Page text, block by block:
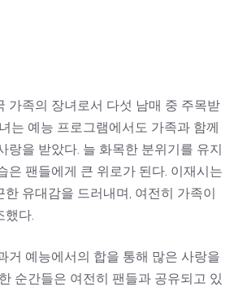
가족의 장녀로서 다섯 남매 중 주목받
는 예능 프로그램에서도 가족과 함께
랑을 받았다. 늘 화목한 분위기를 유지
은 팬들에게 큰 위로가 된다. 이재시는
한 유대감을 드러내며, 여전히 가족이
했다.
거 예능에서의 합을 통해 많은 사랑을
순간들은 여전히 팬들과 공유되고 있